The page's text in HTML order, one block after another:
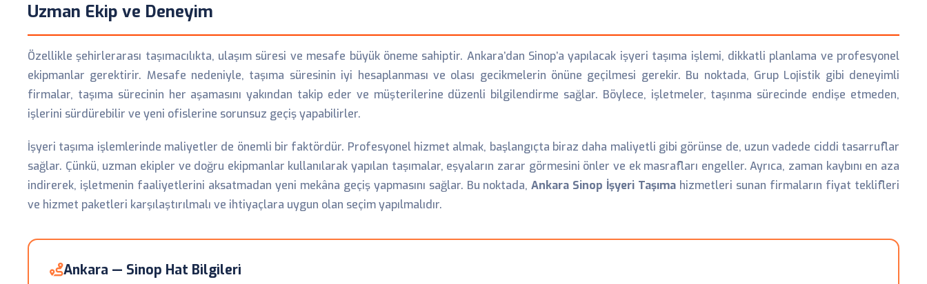
Uzman Ekip ve Deneyim
Özellikle şehirlerarası taşımacılıkta, ulaşım süresi ve mesafe büyük öneme sahiptir. Ankara’dan Sinop’a yapılacak işyeri taşıma işlemi, dikkatli planlama ve profesyonel
ekipmanlar gerektirir. Mesafe nedeniyle, taşıma süresinin iyi hesaplanması ve olası gecikmelerin önüne geçilmesi gerekir. Bu noktada, Grup Lojistik gibi deneyimli
firmalar, taşıma sürecinin her aşamasını yakından takip eder ve müşterilerine düzenli bilgilendirme sağlar. Böylece, işletmeler, taşınma sürecinde endişe etmeden,
işlerini sürdürebilir ve yeni ofislerine sorunsuz geçiş yapabilirler.
İşyeri taşıma işlemlerinde maliyetler de önemli bir faktördür. Profesyonel hizmet almak, başlangıçta biraz daha maliyetli gibi görünse de, uzun vadede ciddi tasarruflar
sağlar. Çünkü, uzman ekipler ve doğru ekipmanlar kullanılarak yapılan taşımalar, eşyaların zarar görmesini önler ve ek masrafları engeller. Ayrıca, zaman kaybını en aza
indirerek, işletmenin faaliyetlerini aksatmadan yeni mekâna geçiş yapmasını sağlar. Bu noktada,Ankara Sinop İşyeri Taşıma hizmetleri sunan firmaların fiyat teklifleri
ve hizmet paketleri karşılaştırılmalı ve ihtiyaçlara uygun olan seçim yapılmalıdır.
Ankara — Sinop Hat Bilgileri